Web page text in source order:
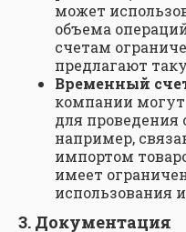
может
объема
счетам
предлагают
Временный
компании
для проведения
например,
импортом
имеет
использования
3. Документация